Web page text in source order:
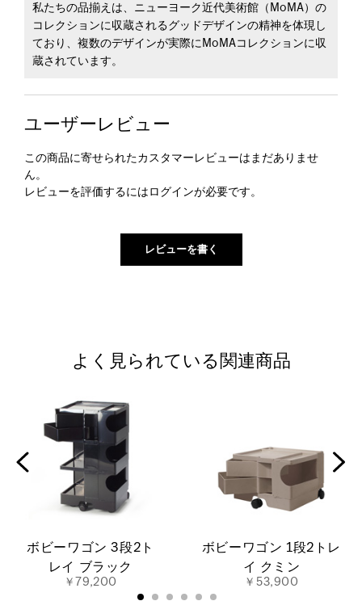
私たちの品揃えは、ニューヨーク近代美術館（MoMA）の
コレクションに収蔵されるグッドデザインの精神を体現し
ており、複数のデザインが実際にMoMAコレクションに収
蔵されています。
ユーザーレビュー
この商品に寄せられたカスタマーレビューはまだありませ
ん。
レビューを評価するには ログインが必要です。
よく見られている関連商品
ボビーワゴン 3段2ト
レイ ブラック
￥79,200
ボビーワゴン 1段2トレ
イ クミン
￥53,900